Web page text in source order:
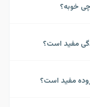
خوبه؟
مفید است؟
مفید است؟